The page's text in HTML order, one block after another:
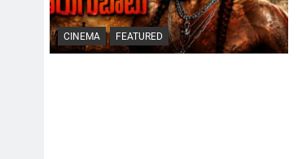
CINEMA FEATURED